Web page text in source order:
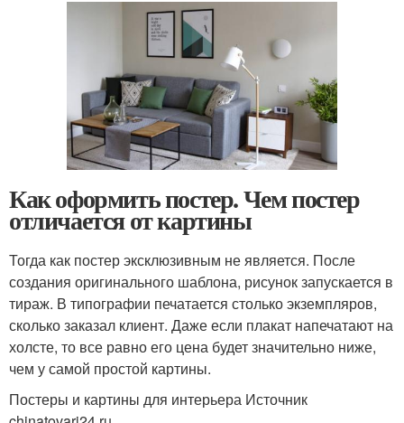
Как оформить постер. Чем постер
отличается от картины
Тогда как постер эксклюзивным не является. После
создания оригинального шаблона, рисунок запускается в
тираж. В типографии печатается столько экземпляров,
сколько заказал клиент. Даже если плакат напечатают на
холсте, то все равно его цена будет значительно ниже,
чем у самой простой картины.
Постеры и картины для интерьера Источник